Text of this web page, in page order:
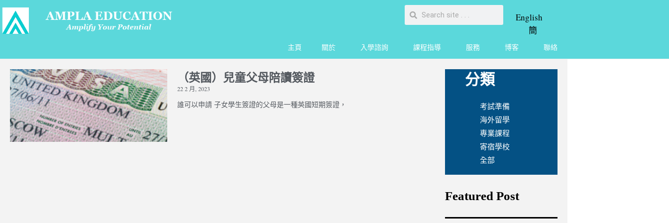
English
簡
主頁 關於 入學諮詢 課程指導 服務 博客 聯絡
（英國）兒童父母陪讀簽證
22 2 月, 2023
誰可以申請 子女學生簽證的父母是一種英國短期簽證，
分類
考試準備
海外留學
專業課程
寄宿學校
全部
Featured Post